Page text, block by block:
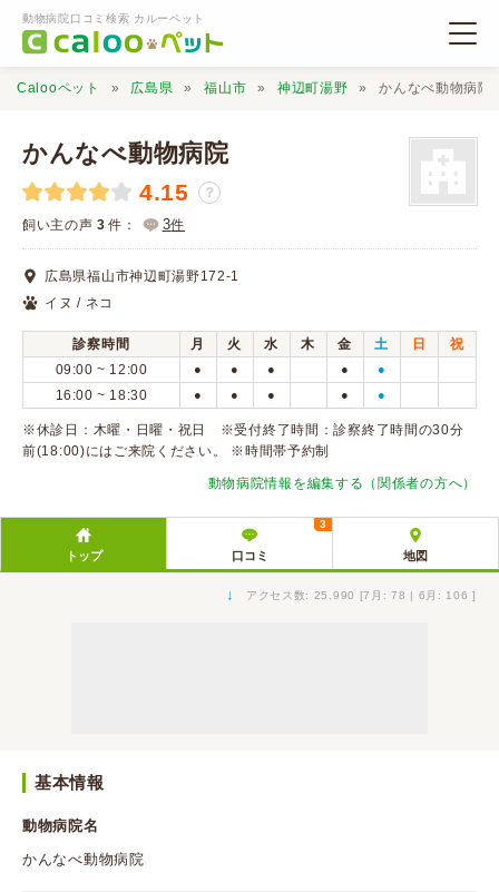
動物病院口コミ検索 カルーペット
動物病院検索
口コミ検索
Calooペットとは？
口コミ投稿
Calooペット 広島県 福山市 神辺町湯野 かんなべ動物病院
かんなべ動物病院
4.15 ？
飼い主の声 3 件： 3件
広島県福山市神辺町湯野172-1
イヌ / ネコ
診察時間 月 火 水 木 金 土 日
祝
09:00 ~ 12:00
● ● ● ● ●
16:00 ~ 18:30 ● ● ● ● ●
※休診日：木曜・日曜・祝日 ※受付終了時間：診察終了時間の30分
前(18:00)にはご来院ください。 ※時間帯予約制
動物病院情報を編集する（関係者の方へ）
トップ 口コミ
3
地図
↓ アクセス数: 25,990 [7月: 78 | 6月: 106 ]
基本情報
動物病院名
かんなべ動物病院